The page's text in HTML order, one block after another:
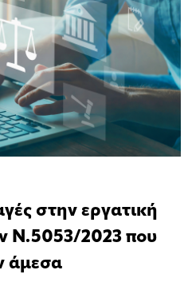
στην εργατική
Ν.5053/2023 που
άμεσα